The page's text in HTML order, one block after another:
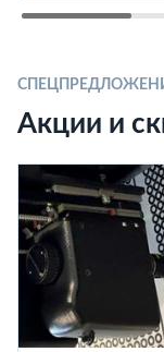
Акции и